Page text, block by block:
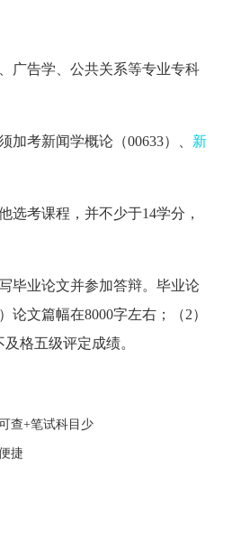
广告学、公共关系等专业专科
考新闻学概论（00633）、 新
考课程，并不少于14学分，
毕业论文并参加答辩。毕业论
文篇幅在8000字左右；（2）
格五级评定成绩。
查+笔试科目少
捷